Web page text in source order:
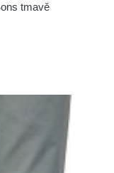
tmavě